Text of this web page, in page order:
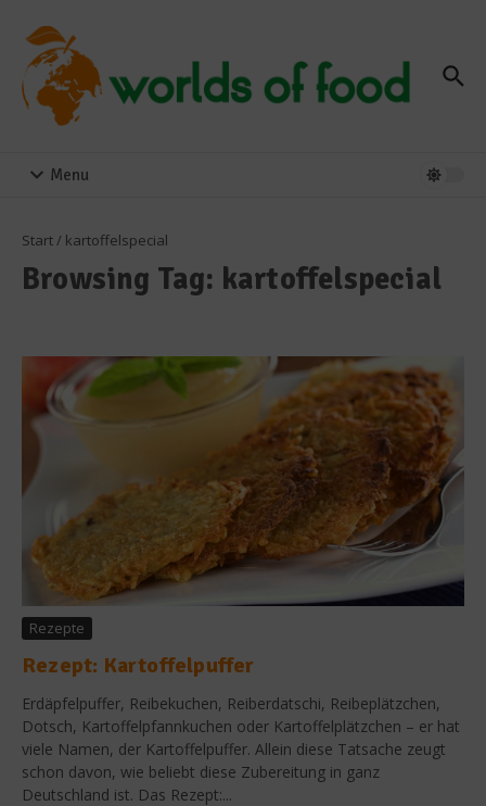
Menu
Start/ kartoffelspecial
Browsing Tag: kartoffelspecial
Rezepte
Rezept: Kartoffelpuffer
Erdäpfelpuffer, Reibekuchen, Reiberdatschi, Reibeplätzchen,
Dotsch, Kartoffelpfannkuchen oder Kartoffelplätzchen – er hat
viele Namen, der Kartoffelpuffer. Allein diese Tatsache zeugt
schon davon, wie beliebt diese Zubereitung in ganz
Deutschland ist. Das Rezept:...